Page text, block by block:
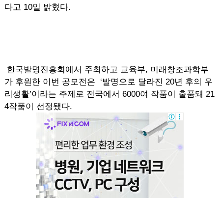
다고 10일 밝혔다.
한국발명진흥회에서 주최하고 교육부, 미래창조과학부
가 후원한 이번 공모전은 ‘발명으로 달라진 20년 후의 우
리생활’이라는 주제로 전국에서 6000여 작품이 출품돼 21
4작품이 선정됐다.